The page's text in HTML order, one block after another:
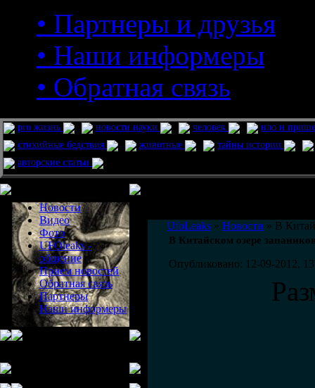
• Партнеры и друзья
• Наши информеры
• Обратная связь
pro жизнь новости науки человек
нло и
стихийные бедствия
животные
тайны истории
авторские статьи
Новости
Видео
Фото
UFOleaks -
общение
Прием новостей
Обратная связь
Партнеры
Наши информеры
UfoLeaks » Новости » В
В Китайском озере
Опубликовано: 12-09-2012,